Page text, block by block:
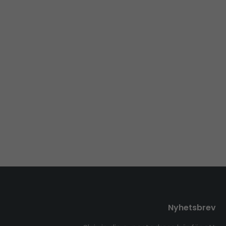
Nyhetsbrev